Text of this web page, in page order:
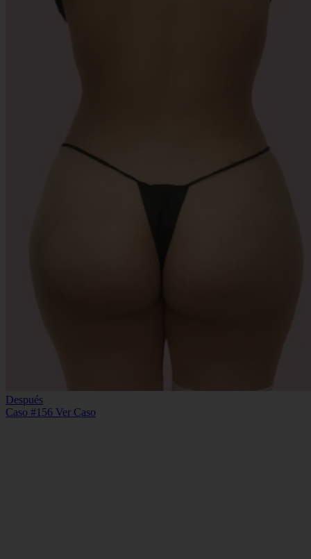
Después
Caso #156 Ver Caso